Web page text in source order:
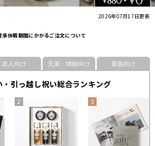
2026年07月17日更新
季休暇期間にかかるご注文について
友人向け 兄弟・姉妹向け 親族向け
・引っ越し祝い総合ランキング